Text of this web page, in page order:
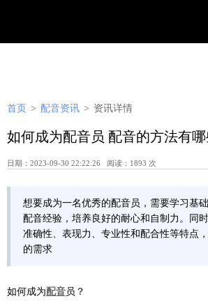
首页 > 配音资讯 > 资讯详情
如何成为配音员 配音的方法有
日期：2023-09-30 22:22:26 阅读：1893 次
想要成为一名优秀的配音员，需要学习基
配音经验，培养良好的耐心和自制力。同
准确性、表现力、专业性和配合性等特点
的需求
如何成为配音员？